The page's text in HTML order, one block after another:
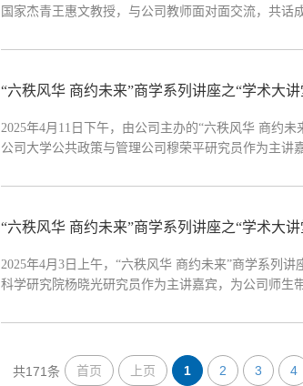
国家杰青王惠文教授，与公司教师面对面交流，共
研究团队建设、人才培养以...
“六秩风华 商约未来”商学系列讲座之“学术大
2025年4月11日下午，由公司主办的“六秩风华 商约
公司大学公共政策与管理公司穆荣平研究员作为主讲
创新在推动中国经济...
“六秩风华 商约未来”商学系列讲座之“学术大
2025年4月3日上午，“六秩风华 商约未来”商学系列
科学研究院杨晓光研究员作为主讲嘉宾，为公司师生
组成部分不断更替...
共171条 首页 上页 1 2 3 4